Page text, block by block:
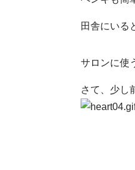
田舎にいる
サロンに使
さて、少し